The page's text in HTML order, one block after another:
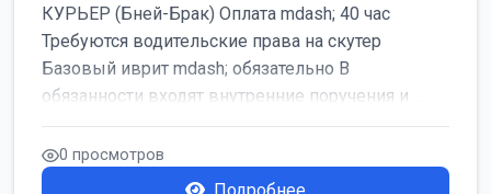
КУРЬЕР (Бней-Брак) Оплата mdash; 40 час
Требуются водительские права на скутер
Базовый иврит mdash; обязательно В
обязанности входят внутренние поручения и ...
0 просмотров